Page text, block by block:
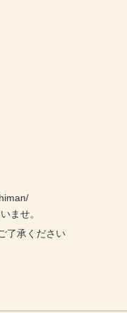
ませ。
了承ください